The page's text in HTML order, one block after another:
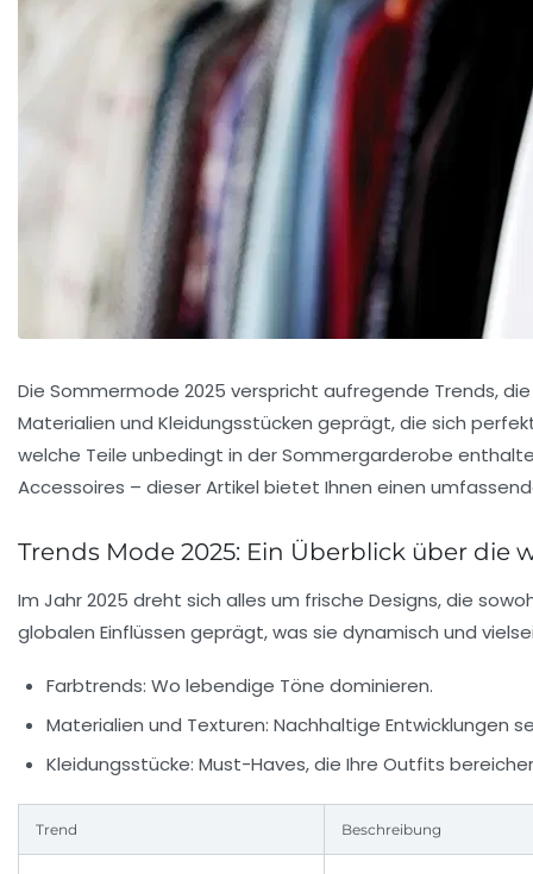
Die Sommermode 2025 verspricht aufregende Trends,
Materialien und Kleidungsstücken geprägt, die sich
welche Teile unbedingt in der Sommergarderobe
Accessoires – dieser Artikel bietet Ihnen einen
Trends Mode 2025: Ein Überblick über die
Im Jahr 2025 dreht sich alles um frische Designs, die
globalen Einflüssen geprägt, was sie dynamisch und
Farbtrends: Wo lebendige Töne dominieren.
Materialien und Texturen: Nachhaltige Entwicklungen
Kleidungsstücke: Must-Haves, die Ihre Outfits
Trend Beschreibung